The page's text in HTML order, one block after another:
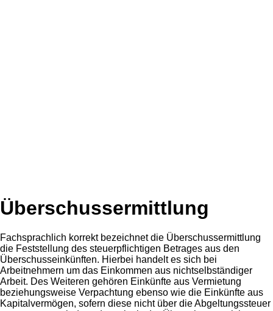
Überschussermittlung
Fachsprachlich korrekt bezeichnet die Überschussermittlung
die Feststellung des steuerpflichtigen Betrages aus den
Überschusseinkünften. Hierbei handelt es sich bei
Arbeitnehmern um das Einkommen aus nichtselbständiger
Arbeit. Des Weiteren gehören Einkünfte aus Vermietung
beziehungsweise Verpachtung ebenso wie die Einkünfte aus
Kapitalvermögen, sofern diese nicht über die Abgeltungssteuer